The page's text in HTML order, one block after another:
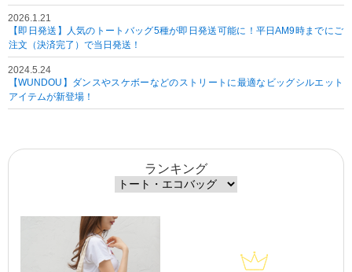
2026.1.21
【即日発送】人気のトートバッグ5種が即日発送可能に！平日AM9時までにご
注文（決済完了）で当日発送！
2024.5.24
【WUNDOU】ダンスやスケボーなどのストリートに最適なビッグシルエット
アイテムが新登場！
ランキング